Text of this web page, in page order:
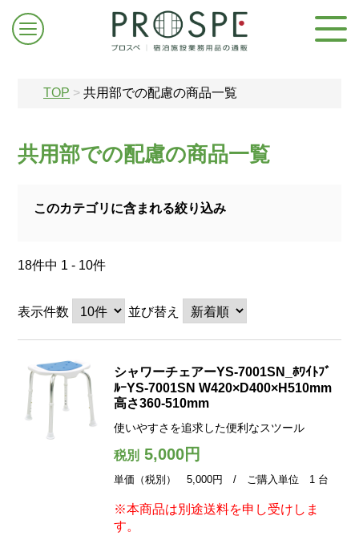
TOP > 共用部での配慮の商品一覧
共用部での配慮の商品一覧
このカテゴリに含まれる絞り込み
18件中 1 - 10件
表示件数 並び替え
シャワーチェアーYS-7001SN_ﾎﾜｲﾄﾌﾞ
ﾙｰYS-7001SN W420×D400×H510mm
高さ360-510mm
使いやすさを追求した便利なスツール
税別5,000円
単価（税別） 5,000円 / ご購入単位 1 台
※本商品は別途送料を申し受けしま
す。